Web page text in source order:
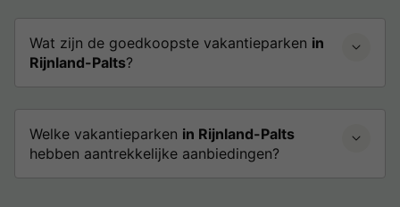
Wat zijn de goedkoopste vakantieparken in
Rijnland-Palts?
Welke vakantieparken in Rijnland-Palts
hebben aantrekkelijke aanbiedingen?